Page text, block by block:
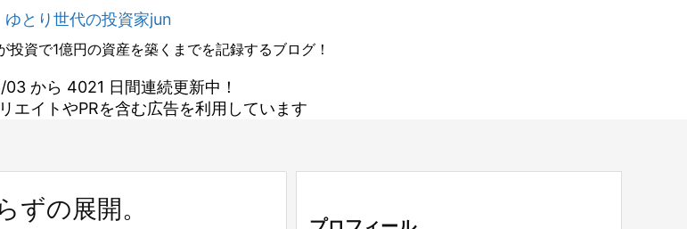
ゆとり世代の投資家jun
投資で1億円の資産を築くまでを記録するブログ！
から 4021 日間連続更新中！
エイトやPRを含む広告を利用しています
ずの展開。